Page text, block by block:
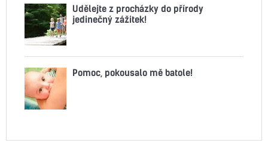
Udělejte z procházky do přírody
jedinečný zážitek!
Pomoc, pokousalo mě batole!